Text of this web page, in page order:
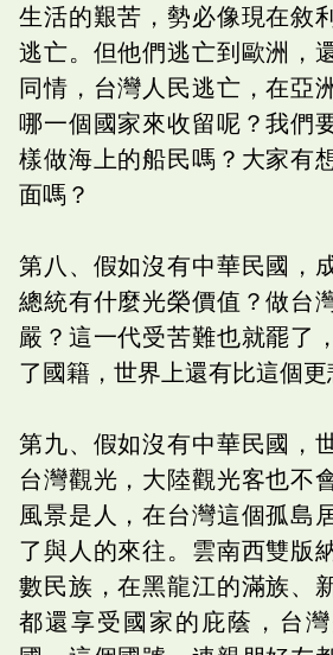
生活的艱苦，勢必像現在敘
逃亡。但他們逃亡到歐洲，
同情，台灣人民逃亡，在亞
哪一個國家來收留呢？我們
樣做海上的船民嗎？大家有
面嗎？
第八、假如沒有中華民國，
總統有什麼光榮價值？做台
嚴？這一代受苦難也就罷了
了國籍，世界上還有比這個更
第九、假如沒有中華民國，
台灣觀光，大陸觀光客也不
風景是人，在台灣這個孤島
了與人的來往。雲南西雙版
數民族，在黑龍江的滿族、
都還享受國家的庇蔭，台